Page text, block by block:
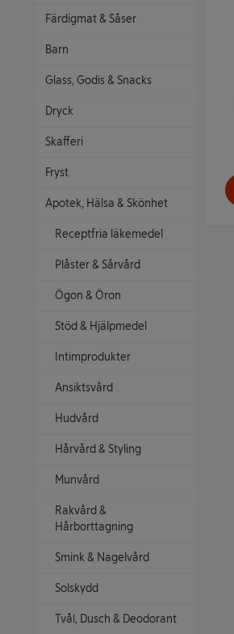
Färdigmat & Såser
Barn
Glass, Godis & Snacks
Dryck
Skafferi
Fryst
Apotek, Hälsa & Skönhet
Receptfria läkemedel
Plåster & Sårvård
Ögon & Öron
Stöd & Hjälpmedel
Intimprodukter
Ansiktsvård
Hudvård
Hårvård & Styling
Munvård
Rakvård &
Hårborttagning
Smink & Nagelvård
Solskydd
Tvål, Dusch & Deodorant